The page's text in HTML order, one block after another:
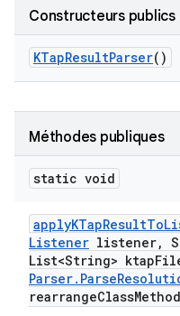
Constructeurs publics
KTapResultParser()
Méthodes publiques
static void
applyKTapResultTo
Listener listener,
List<String> ktap
Parser. Parse
rearrangeClass